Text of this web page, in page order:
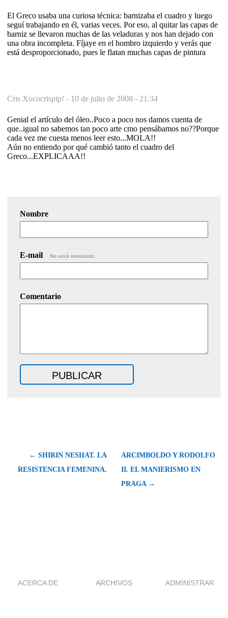
El Greco usaba una curiosa técnica: barnizaba el cuadro y luego
seguí trabajando en él, varias veces. Por eso, al quitar las capas de
barniz se llevaron muchas de las veladuras y nos han dejado con
una obra incompleta. Fíjaye en el hombro izquierdo y verás que
está desproporcionado, pues le flatan muchas capas de pintura
Cris Xococrispip! - 10 de julio de 2008 - 21:34
Genial el artículo del óleo..Poco a poco nos damos cuenta de
que..igual no sabemos tan poco arte cmo pensábamos no??Porque
cada vez me cuesta menos leer esto...MOLA!!
Aún no entiendo por qué cambió tanto el cuadro del
Greco...EXPLICAAA!!
Nombre
E-mail No será mostrado.
Comentario
← SHIRIN NESHAT. LA
RESISTENCIA FEMENINA.
ARCIMBOLDO Y RODOLFO
II. EL MANIERISMO EN
PRAGA →
ACERCA DE ARCHIVOS ADMINISTRAR